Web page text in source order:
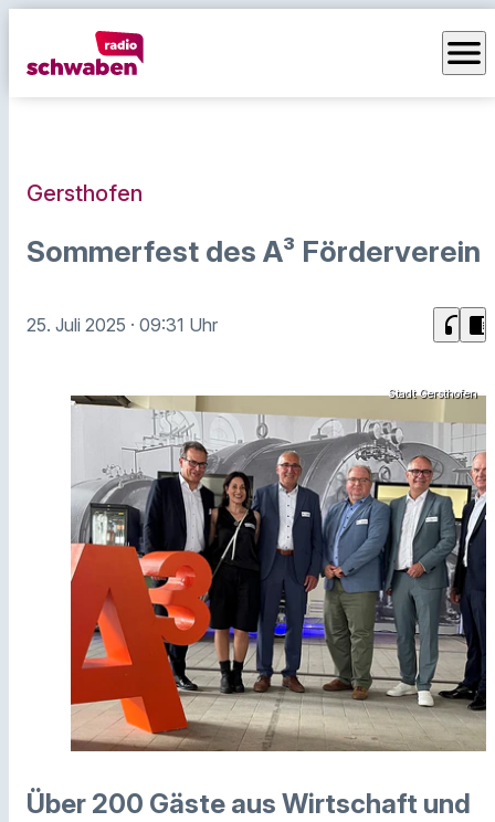
menu
Gersthofen
Sommerfest des A³ Förderverein
25. Juli 2025 · 09:31 Uhr headphones chrome_reader_mode
Stadt Gersthofen
Über 200 Gäste aus Wirtschaft und